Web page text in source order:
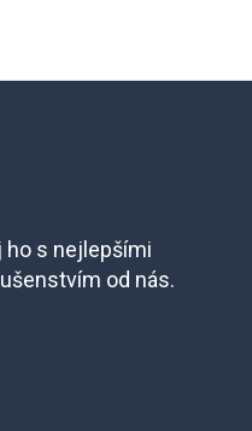
ho s nejlepšími
od nás.